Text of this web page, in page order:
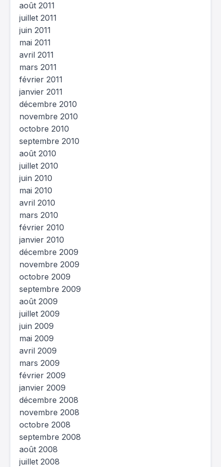
août 2011
juillet 2011
juin 2011
mai 2011
avril 2011
mars 2011
février 2011
janvier 2011
décembre 2010
novembre 2010
octobre 2010
septembre 2010
août 2010
juillet 2010
juin 2010
mai 2010
avril 2010
mars 2010
février 2010
janvier 2010
décembre 2009
novembre 2009
octobre 2009
septembre 2009
août 2009
juillet 2009
juin 2009
mai 2009
avril 2009
mars 2009
février 2009
janvier 2009
décembre 2008
novembre 2008
octobre 2008
septembre 2008
août 2008
juillet 2008